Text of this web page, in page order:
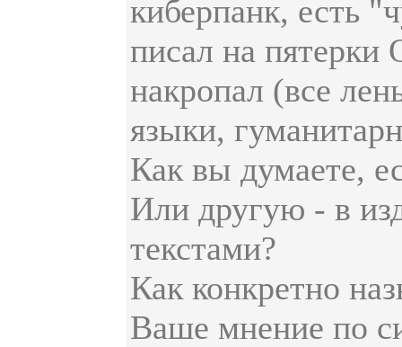
киберпанк, есть
писал на пятерки
накропал (все
языки,
Как вы думаете,
Или другую - в
текстами?
Как конкретно
Ваше мнение по